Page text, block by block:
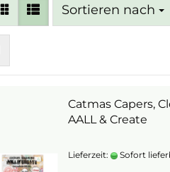
Sortieren nach
Sortieren nach
Catmas Capers,
AALL & Create
Lieferzeit: Sofort